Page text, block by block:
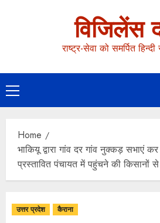
विजिलेंस
राष्ट्र-सेवा को समर्पित
Home
भाकियू द्वारा गांव दर गांव नुक्कड़ सभाएं
प्रस्तावित पंचायत में पहुंचने की किसानों
उत्तर प्रदेश कैराना